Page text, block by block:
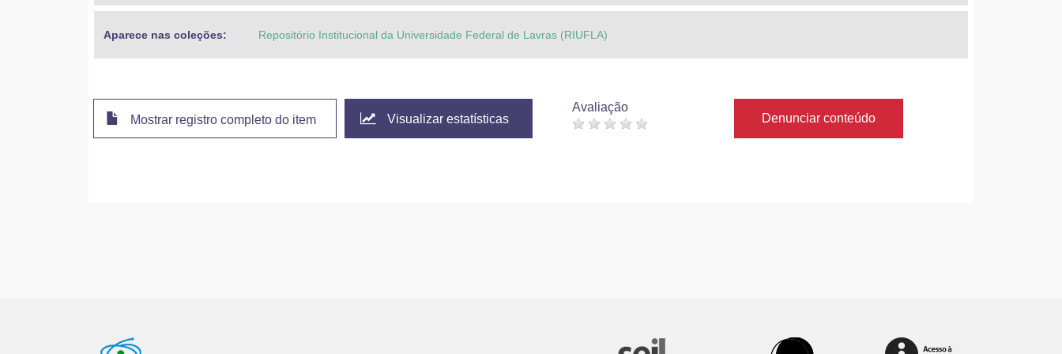
Aparece nas coleções: Repositório Institucional da Universidade Federal de Lavras (RIUFLA)
Mostrar registro completo do item Visualizar estatísticas
Avaliação
Denunciar conteúdo